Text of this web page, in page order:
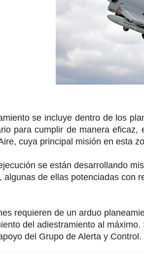
se incluye dentro de los
para cumplir de manera
cuya principal misión en esta
se están desarrollando
algunas de ellas potenciadas con
requieren de un arduo
del adiestramiento al
del Grupo de Alerta y Control.